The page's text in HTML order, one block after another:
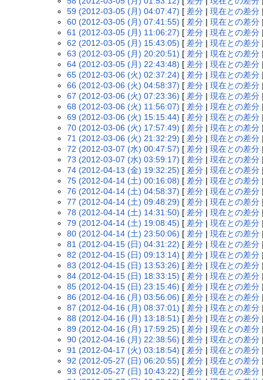
59 (2012-03-05 (月) 04:07:47) [ 差分 |現在との差分 |
60 (2012-03-05 (月) 07:41:55) [ 差分 |現在との差分 |
61 (2012-03-05 (月) 11:06:27) [ 差分 |現在との差分 |
62 (2012-03-05 (月) 15:43:05) [ 差分 |現在との差分 |
63 (2012-03-05 (月) 20:20:51) [ 差分 |現在との差分 |
64 (2012-03-05 (月) 22:43:48) [ 差分 |現在との差分 |
65 (2012-03-06 (火) 02:37:24) [ 差分 |現在との差分 |
66 (2012-03-06 (火) 04:58:37) [ 差分 |現在との差分 |
67 (2012-03-06 (火) 07:23:36) [ 差分 |現在との差分 |
68 (2012-03-06 (火) 11:56:07) [ 差分 |現在との差分 |
69 (2012-03-06 (火) 15:15:44) [ 差分 |現在との差分 |
70 (2012-03-06 (火) 17:57:49) [ 差分 |現在との差分 |
71 (2012-03-06 (火) 21:32:29) [ 差分 |現在との差分 |
72 (2012-03-07 (水) 00:47:57) [ 差分 |現在との差分 |
73 (2012-03-07 (水) 03:59:17) [ 差分 |現在との差分 |
74 (2012-04-13 (金) 19:32:25) [ 差分 |現在との差分 |
75 (2012-04-14 (土) 00:16:08) [ 差分 |現在との差分 |
76 (2012-04-14 (土) 04:58:37) [ 差分 |現在との差分 |
77 (2012-04-14 (土) 09:48:29) [ 差分 |現在との差分 |
78 (2012-04-14 (土) 14:31:50) [ 差分 |現在との差分 |
79 (2012-04-14 (土) 19:08:45) [ 差分 |現在との差分 |
80 (2012-04-14 (土) 23:50:06) [ 差分 |現在との差分 |
81 (2012-04-15 (日) 04:31:22) [ 差分 |現在との差分 |
82 (2012-04-15 (日) 09:13:14) [ 差分 |現在との差分 |
83 (2012-04-15 (日) 13:53:26) [ 差分 |現在との差分 |
84 (2012-04-15 (日) 18:33:15) [ 差分 |現在との差分 |
85 (2012-04-15 (日) 23:15:46) [ 差分 |現在との差分 |
86 (2012-04-16 (月) 03:56:06) [ 差分 |現在との差分 |
87 (2012-04-16 (月) 08:37:01) [ 差分 |現在との差分 |
88 (2012-04-16 (月) 13:18:51) [ 差分 |現在との差分 |
89 (2012-04-16 (月) 17:59:25) [ 差分 |現在との差分 |
90 (2012-04-16 (月) 22:38:56) [ 差分 |現在との差分 |
91 (2012-04-17 (火) 03:18:54) [ 差分 |現在との差分 |
92 (2012-05-27 (日) 06:20:55) [ 差分 |現在との差分 |
93 (2012-05-27 (日) 10:43:22) [ 差分 |現在との差分 |